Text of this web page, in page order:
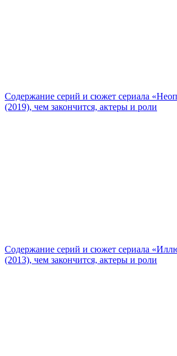
Содержание серий и сюжет сериала
(2019), чем закончится, актеры и роли
Содержание серий и сюжет сериала
(2013), чем закончится, актеры и роли